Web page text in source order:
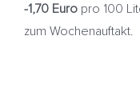
-1,70 Europro 100
zum Wochenauftakt.